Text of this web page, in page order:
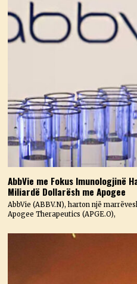
AbbVie me Fokus Imunologjinë
Miliardë Dollarësh me Apogee
AbbVie (ABBV.N), harton një
Apogee Therapeutics (APGE.O),